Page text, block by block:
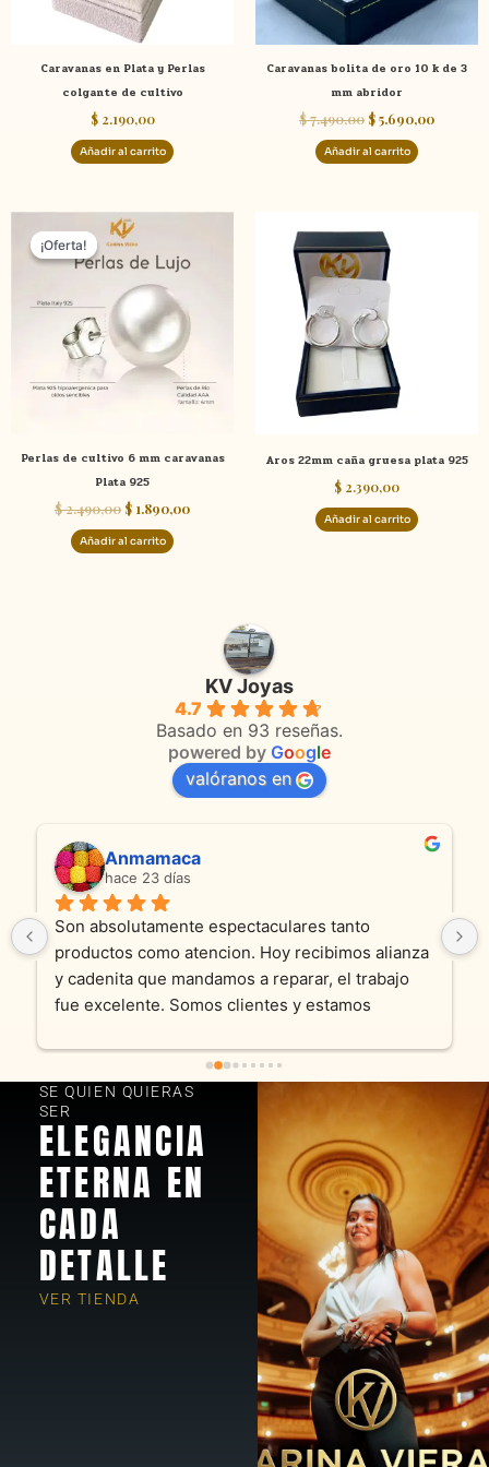
Caravanas en Plata y Perlas
colgante de cultivo
$2.190,00
Añadir al carrito
Caravanas bolita de oro 10 k de 3
mm abridor
$7.490,00 $5.690,00
Añadir al carrito
¡Oferta!
¡Oferta!
Perlas de cultivo 6 mm caravanas
Plata 925
$2.490,00
El
precio
original
era:
$ 2.490,00.
$ 1.890,00
es:
Añadir al carrito
Aros 22mm caña gruesa plata 925
$ 2.390,00
Añadir al carrito
KV Joyas
4.7
Basado en 93 reseñas.
powered by Google
valóranos en
Anmamaca
hace 23 días
Son absolutamente espectaculares tanto
productos como atencion. Hoy recibimos alianza
y cadenita que mandamos a reparar, el trabajo
fue excelente. Somos clientes y estamos
SE QUIEN QUIERAS
SER
ELEGANCIA
ETERNA EN
CADA
DETALLE
VER TIENDA